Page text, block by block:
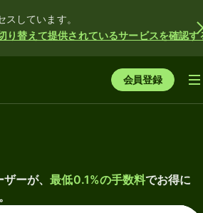
しています。
り替えて提供されているサービスを確認す
会員登録
ーが、最低0.1%の手数料でお得に